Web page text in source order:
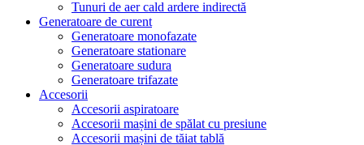
Tunuri de aer cald ardere indirectă
Generatoare de curent
Generatoare monofazate
Generatoare stationare
Generatoare sudura
Generatoare trifazate
Accesorii
Accesorii aspiratoare
Accesorii mașini de spălat cu presiune
Accesorii mașini de tăiat tablă